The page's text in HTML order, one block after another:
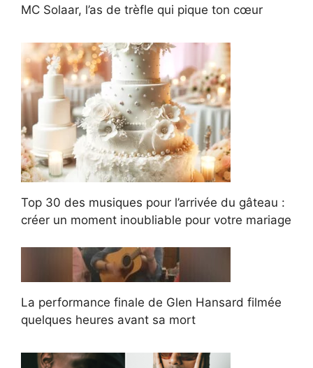
MC Solaar, l’as de trèfle qui pique ton cœur
Top 30 des musiques pour l’arrivée du gâteau :
créer un moment inoubliable pour votre mariage
La performance finale de Glen Hansard filmée
quelques heures avant sa mort